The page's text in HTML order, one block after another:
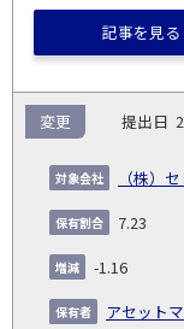
記事を見る
（株）
変更
7.23
-1.16
アセット